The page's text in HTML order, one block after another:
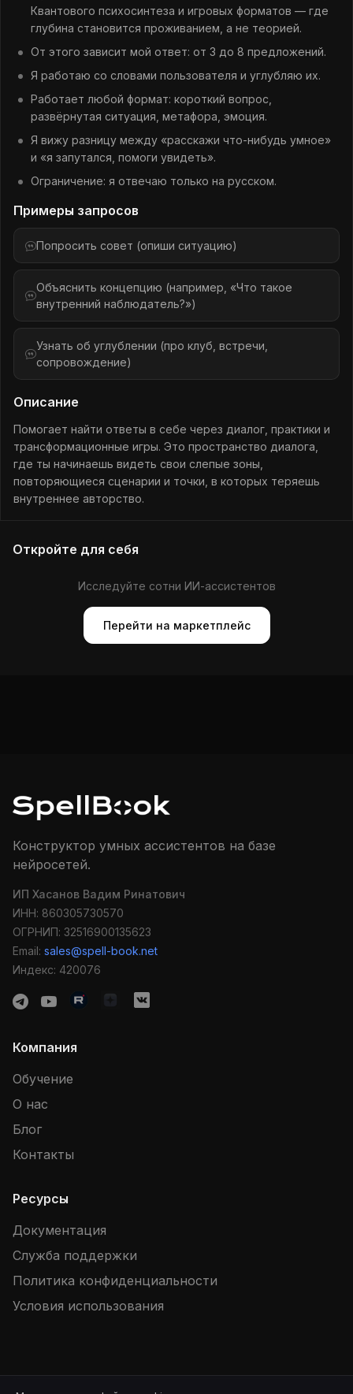
Квантового психосинтеза и игровых форматов — где
глубина становится проживанием, а не теорией.
От этого зависит мой ответ: от 3 до 8 предложений.
Я работаю со словами пользователя и углубляю их.
Работает любой формат: короткий вопрос,
развёрнутая ситуация, метафора, эмоция.
Я вижу разницу между «расскажи что-нибудь умное»
и «я запутался, помоги увидеть».
Ограничение: я отвечаю только на русском.
Примеры запросов
Попросить совет (опиши ситуацию)
Объяснить концепцию (например, «Что такое
внутренний наблюдатель?»)
Узнать об углублении (про клуб, встречи,
сопровождение)
Описание
Помогает найти ответы в себе через диалог, практики и
трансформационные игры. Это пространство диалога,
где ты начинаешь видеть свои слепые зоны,
повторяющиеся сценарии и точки, в которых теряешь
внутреннее авторство.
Откройте для себя
Исследуйте сотни ИИ-ассистентов
Перейти на маркетплейс
Конструктор умных ассистентов на базе
нейросетей.
ИП Хасанов Вадим Ринатович
ИНН: 860305730570
ОГРНИП: 32516900135623
Email: sales@spell-book.net
Индекс: 420076
Компания
Обучение
О нас
Блог
Контакты
Ресурсы
Документация
Служба поддержки
Политика конфиденциальности
Условия использования